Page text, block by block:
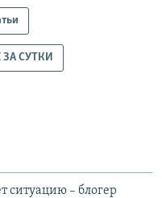
ЗА СУТКИ
ситуацию – блогер